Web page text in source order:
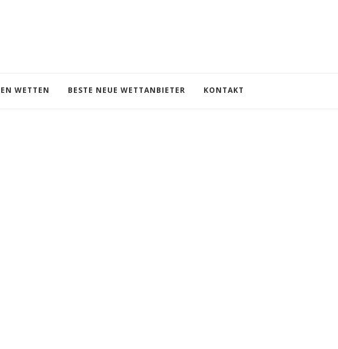
WETTEN BESTE NEUE WETTANBIETER KONTAKT